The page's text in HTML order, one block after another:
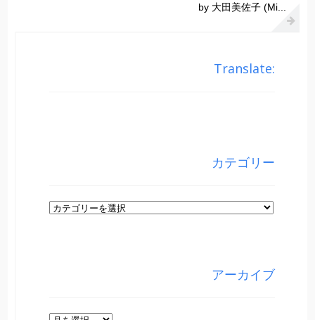
by 大田美佐子 (Mi...
Translate:
カテゴリー
カ
アーカイブ